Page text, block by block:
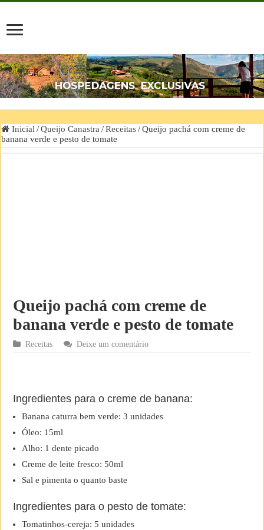
Inicial / Queijo Canastra / Receitas / Queijo pachá com creme de
banana verde e pesto de tomate
Queijo pachá com creme de
banana verde e pesto de tomate
Receitas Deixe um comentário
Ingredientes para o creme de banana:
Banana caturra bem verde: 3 unidades
Óleo: 15ml
Alho: 1 dente picado
Creme de leite fresco: 50ml
Sal e pimenta o quanto baste
Ingredientes para o pesto de tomate:
Tomatinhos-cereja: 5 unidades